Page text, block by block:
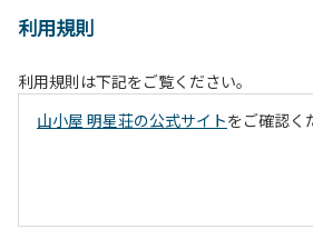
利用規則
利用規則は下記をご覧ください。
山小屋 明星荘の公式サイトをご確認く